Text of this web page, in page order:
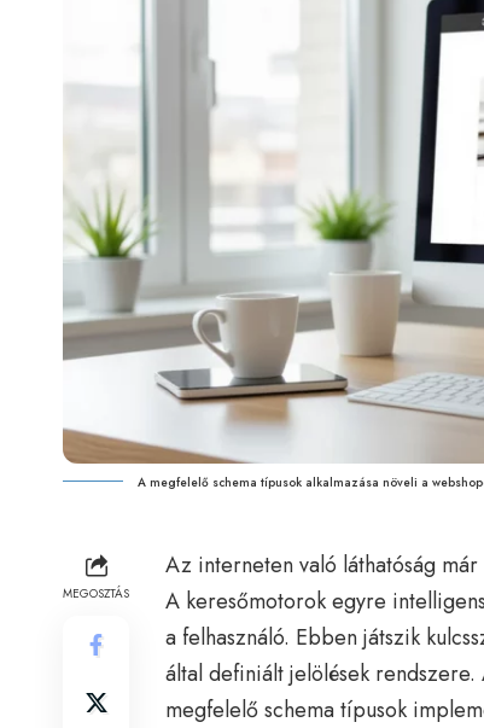
A megfelelő schema típusok alkalmazása növeli a
MEGOSZTÁS
Az interneten való láthatóság
A keresőmotorok egyre
a felhasználó. Ebben játszik
által definiált jelölések
megfelelő schema típusok